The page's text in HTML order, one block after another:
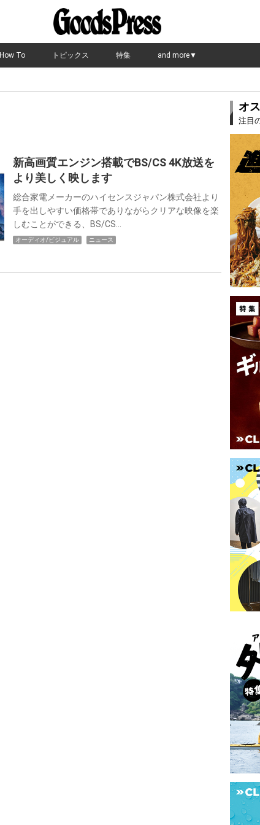
How To トピックス 特集 and more▼
新高画質エンジン搭載でBS/CS 4K放送を
より美しく映します
総合家電メーカーのハイセンスジャパン株式会社より
手を出しやすい価格帯でありながらクリアな映像を楽
しむことができる、BS/CS…
オーディオ/ビジュアル ニュース
オ
注目